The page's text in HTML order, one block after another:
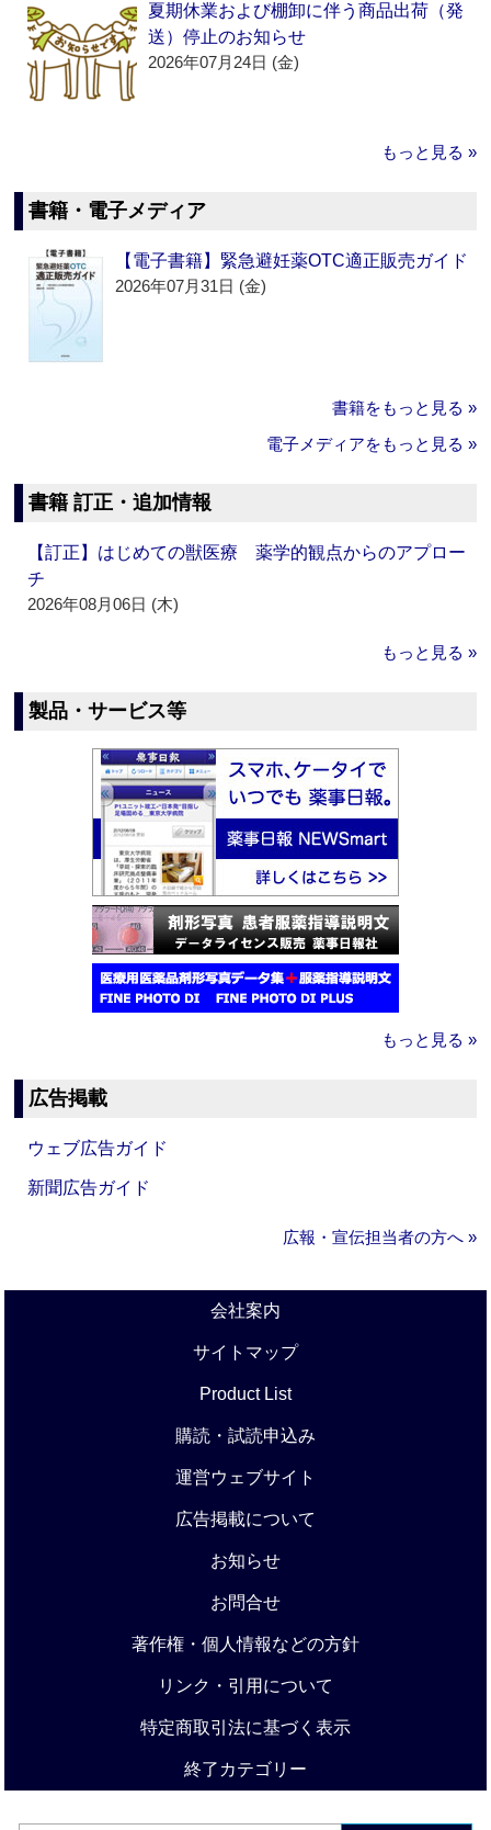
夏期休業および棚卸に伴う商品出荷（発
送）停止のお知らせ
2026年07月24日 (金)
もっと見る »
書籍・電子メディア
【電子書籍】緊急避妊薬OTC適正販売ガイド
2026年07月31日 (金)
書籍をもっと見る »
電子メディアをもっと見る »
書籍 訂正・追加情報
【訂正】はじめての獣医療 薬学的観点からのアプロー
チ
2026年08月06日 (木)
もっと見る »
製品・サービス等
もっと見る »
広告掲載
ウェブ広告ガイド
新聞広告ガイド
広報・宣伝担当者の方へ »
会社案内
サイトマップ
Product List
購読・試読申込み
運営ウェブサイト
広告掲載について
お知らせ
お問合せ
著作権・個人情報などの方針
リンク・引用について
特定商取引法に基づく表示
終了カテゴリー